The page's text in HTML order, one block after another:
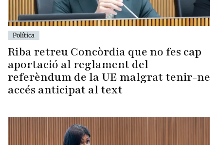
Política
Riba retreu Concòrdia que no fes cap
aportació al reglament del
referèndum de la UE malgrat tenir-ne
accés anticipat al text